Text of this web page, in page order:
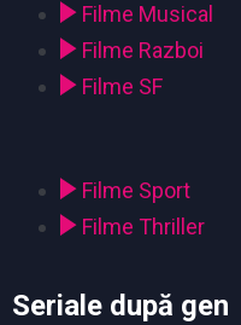
Filme Musical
Filme Razboi
Filme SF
Filme Sport
Filme Thriller
Seriale după gen